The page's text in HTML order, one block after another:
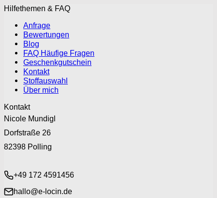
Hilfethemen & FAQ
Anfrage
Bewertungen
Blog
FAQ Häufige Fragen
Geschenkgutschein
Kontakt
Stoffauswahl
Über mich
Kontakt
Nicole Mundigl
Dorfstraße 26
82398 Polling
+49 172 4591456
hallo@e-locin.de